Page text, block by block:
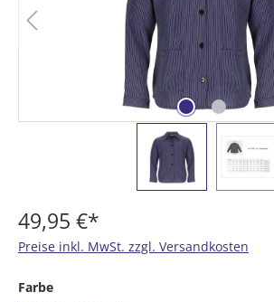
49,95 €*
Preise inkl. MwSt. zzgl. Versandkosten
Farbeauswählen